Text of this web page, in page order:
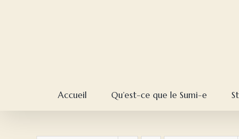
Accueil Qu’est-ce que le Sumi-e